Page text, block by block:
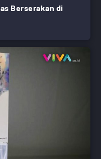
Berserakan di